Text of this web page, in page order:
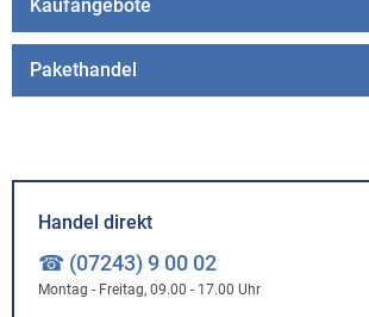
Kaufangebote
Pakethandel
Handel direkt
☎ (07243) 9 00 02
Montag - Freitag, 09.00 - 17.00 Uhr